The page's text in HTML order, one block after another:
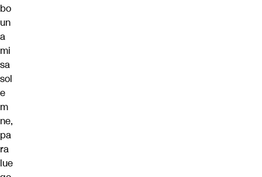
bo
un
a
mi
sa
sol
e
m
ne,
pa
ra
lue